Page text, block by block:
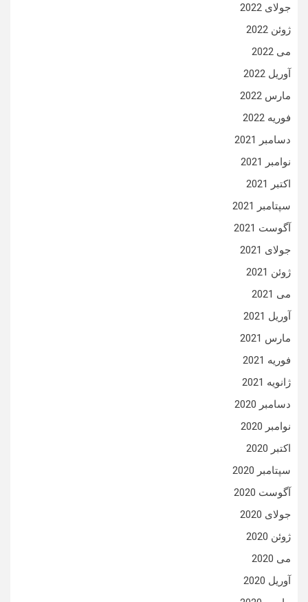
جولای 2022
ژوئن 2022
می 2022
آوریل 2022
مارس 2022
فوریه 2022
دسامبر 2021
نوامبر 2021
اکتبر 2021
سپتامبر 2021
آگوست 2021
جولای 2021
ژوئن 2021
می 2021
آوریل 2021
مارس 2021
فوریه 2021
ژانویه 2021
دسامبر 2020
نوامبر 2020
اکتبر 2020
سپتامبر 2020
آگوست 2020
جولای 2020
ژوئن 2020
می 2020
آوریل 2020